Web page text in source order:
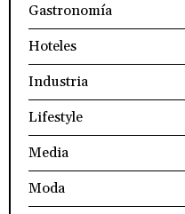
Gastronomía
Hoteles
Industria
Lifestyle
Media
Moda